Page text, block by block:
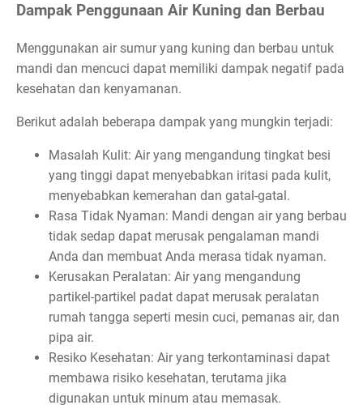
Dampak Penggunaan Air Kuning dan Berbau
Menggunakan air sumur yang kuning dan berbau untuk
mandi dan mencuci dapat memiliki dampak negatif pada
kesehatan dan kenyamanan.
Berikut adalah beberapa dampak yang mungkin terjadi:
Masalah Kulit: Air yang mengandung tingkat besi
yang tinggi dapat menyebabkan iritasi pada kulit,
menyebabkan kemerahan dan gatal-gatal.
Rasa Tidak Nyaman: Mandi dengan air yang berbau
tidak sedap dapat merusak pengalaman mandi
Anda dan membuat Anda merasa tidak nyaman.
Kerusakan Peralatan: Air yang mengandung
partikel-partikel padat dapat merusak peralatan
rumah tangga seperti mesin cuci, pemanas air, dan
pipa air.
Resiko Kesehatan: Air yang terkontaminasi dapat
membawa risiko kesehatan, terutama jika
digunakan untuk minum atau memasak.